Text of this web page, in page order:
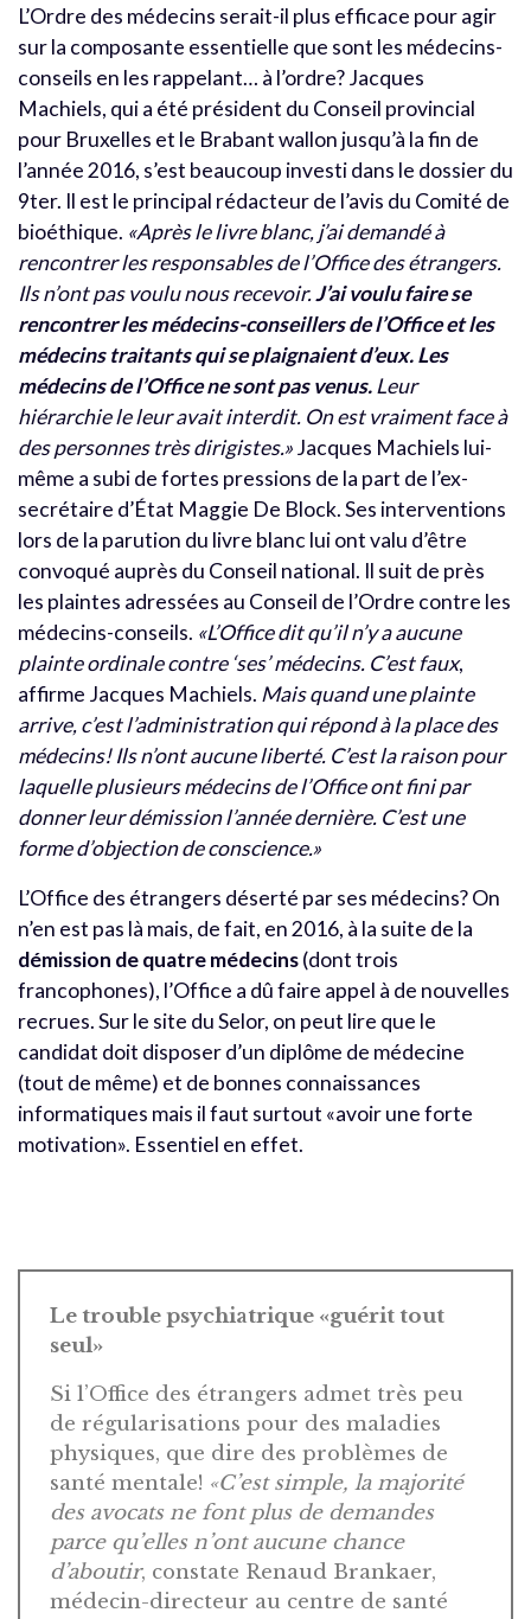
L’Ordre des médecins serait-il plus efficace pour agir
sur la composante essentielle que sont les médecins-
conseils en les rappelant… à l’ordre? Jacques
Machiels, qui a été président du Conseil provincial
pour Bruxelles et le Brabant wallon jusqu’à la fin de
l’année 2016, s’est beaucoup investi dans le dossier du
9ter. Il est le principal rédacteur de l’avis du Comité de
bioéthique. «Après le livre blanc, j’ai demandé à
rencontrer les responsables de l’Office des étrangers.
Ils n’ont pas voulu nous recevoir.J’ai voulu faire se
rencontrer les médecins-conseillers de l’Office et les
médecins traitants qui se plaignaient d’eux. Les
médecins de l’Office ne sont pas venus.Leur
hiérarchie le leur avait interdit. On est vraiment face à
des personnes très dirigistes.»Jacques Machiels lui-
même a subi de fortes pressions de la part de l’ex-
secrétaire d’État Maggie De Block. Ses interventions
lors de la parution du livre blanc lui ont valu d’être
convoqué auprès du Conseil national. Il suit de près
les plaintes adressées au Conseil de l’Ordre contre les
médecins-conseils. «L’Office dit qu’il n’y a aucune
plainte ordinale contre ‘ses’ médecins. C’est faux,
affirme Jacques Machiels. Mais quand une plainte
arrive, c’est l’administration qui répond à la place des
médecins! Ils n’ont aucune liberté. C’est la raison pour
laquelle plusieurs médecins de l’Office ont fini par
donner leur démission l’année dernière. C’est une
forme d’objection de conscience.»
L’Office des étrangers déserté par ses médecins? On
n’en est pas là mais, de fait, en 2016, à la suite de la
démission de quatre médecins(dont trois
francophones), l’Office a dû faire appel à de nouvelles
recrues. Sur le site du Selor, on peut lire que le
candidat doit disposer d’un diplôme de médecine
(tout de même) et de bonnes connaissances
informatiques mais il faut surtout «avoir une forte
motivation». Essentiel en effet.
Le trouble psychiatrique «guérit tout
seul»
Si l’Office des étrangers admet très peu
de régularisations pour des maladies
physiques, que dire des problèmes de
santé mentale! «C’est simple, la majorité
des avocats ne font plus de demandes
parce qu’elles n’ont aucune chance
d’aboutir, constate Renaud Brankaer,
médecin-directeur au centre de santé